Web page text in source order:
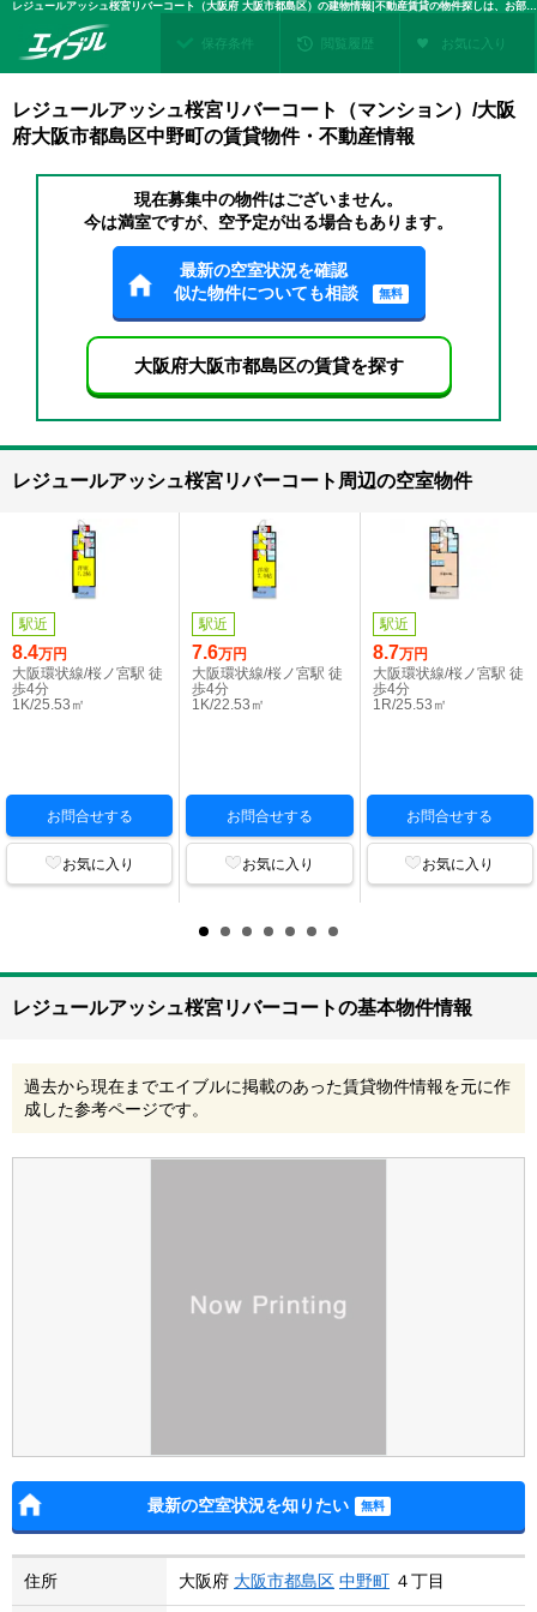
レジュールアッシュ桜宮リバーコート（大阪府 大阪市都島区）の建物情報|不動産賃貸の物件探しは、お部屋探しのエイブル
保存条件 閲覧履歴 お気に入り
レジュールアッシュ桜宮リバーコート（マンション）/大阪
府大阪市都島区中野町の賃貸物件・不動産情報
現在募集中の物件はございません。
今は満室ですが、空予定が出る場合もあります。
最新の空室状況を確認
似た物件についても相談
無料
大阪府大阪市都島区の賃貸を探す
レジュールアッシュ桜宮リバーコート周辺の空室物件
駅近
8.4万円
大阪環状線/桜ノ宮駅 徒
歩4分
1K/25.53㎡
お問合せする
お気に入り
駅近
7.6万円
大阪環状線/桜ノ宮駅 徒
歩4分
1K/22.53㎡
お問合せする
お気に入り
駅近
8.7万円
大阪環状線/桜ノ宮駅 徒
歩4分
1R/25.53㎡
お問合せする
お気に入り
レジュールアッシュ桜宮リバーコートの基本物件情報
過去から現在までエイブルに掲載のあった賃貸物件情報を元に作
成した参考ページです。
最新の空室状況を知りたい
住所 大阪府 大阪市都島区 中野町 ４丁目